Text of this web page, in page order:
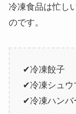
冷凍食品は忙し
のです。
✔冷凍餃子
✔冷凍シュウ
✔冷凍ハンバ